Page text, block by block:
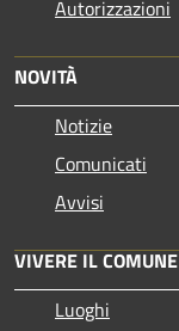
Autorizzazioni
NOVITÀ
Notizie
Comunicati
Avvisi
VIVERE IL COMUNE
Luoghi